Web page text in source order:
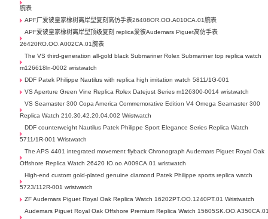
腕表
APF厂爱彼皇家橡树离岸型复刻高仿手表26408OR.OO.A010CA.01腕表
APF爱彼皇家橡树离岸型顶级复刻 replica爱彼Audemars Piguet高仿手表
26420RO.OO.A002CA.01腕表
The VS third-generation all-gold black Submariner Rolex Submariner top replica watch
m126618ln-0002 wristwatch
DDF Patek Philippe Nautilus with replica high imitation watch 5811/1G-001
VS Aperture Green Vine Replica Rolex Datejust Series m126300-0014 wristwatch
VS Seamaster 300 Copa America Commemorative Edition V4 Omega Seamaster 300
Replica Watch 210.30.42.20.04.002 Wristwatch
DDF counterweight Nautilus Patek Philippe Sport Elegance Series Replica Watch
5711/1R-001 Wristwatch
The APS 4401 integrated movement flyback Chronograph Audemars Piguet Royal Oak
Offshore Replica Watch 26420 IO.oo.A009CA.01 wristwatch
High-end custom gold-plated genuine diamond Patek Philippe sports replica watch
5723/112R-001 wristwatch
ZF Audemars Piguet Royal Oak Replica Watch 16202PT.OO.1240PT.01 Wristwatch
Audemars Piguet Royal Oak Offshore Premium Replica Watch